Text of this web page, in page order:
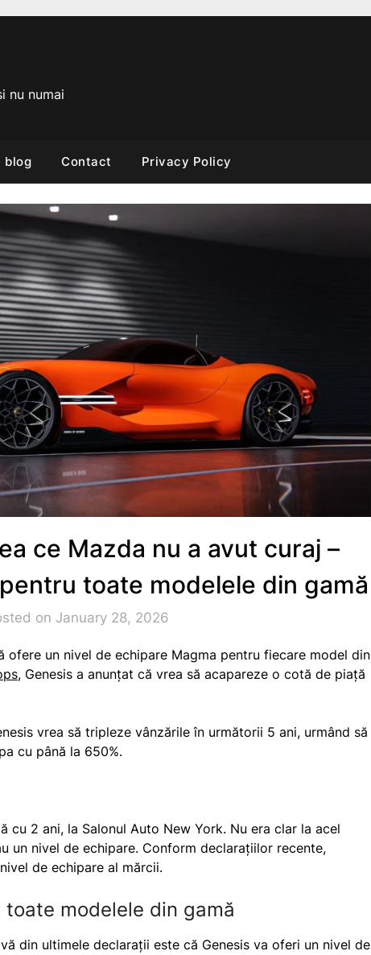
nu numai
blog Contact Privacy Policy
ce Mazda nu a avut curaj –
toate modelele din gamă
on January 28, 2026
ofere un nivel de echipare Magma pentru fiecare model din
, Genesis a anunțat că vrea să acapareze o cotă de piață
vrea să tripleze vânzările în următorii 5 ani, urmând să
cu până la 650%.
cu 2 ani, la Salonul Auto New York. Nu era clar la acel
un nivel de echipare. Conform declarațiilor recente,
de echipare al mărcii.
modelele din gamă
din ultimele declarații este că Genesis va oferi un nivel de